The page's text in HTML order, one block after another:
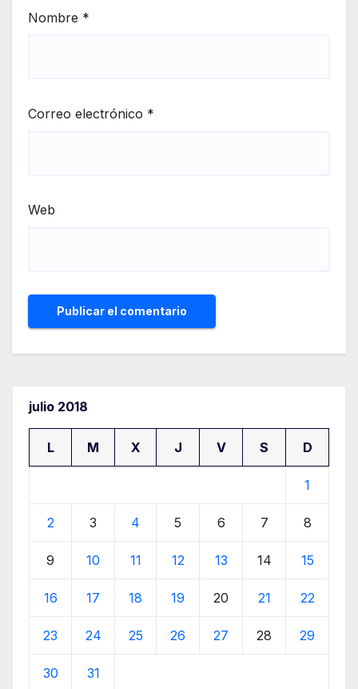
Nombre *
Correo electrónico *
Web
julio 2018
L M X J V S D
1
2 3 4 5 6 7 8
9 10 11 12 13 14 15
16 17 18 19 20 21 22
23 24 25 26 27 28 29
30 31